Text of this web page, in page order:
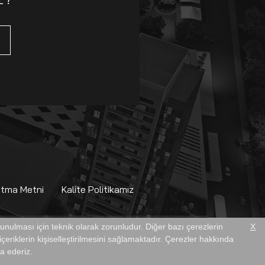
Metni Kalite Politikamız
X
için teknik olarak zorunludur. Diğer bazı çerezlerin
kişiselleştirilmesini sağlamaktadır. Çerezler hakkında
ederiz.